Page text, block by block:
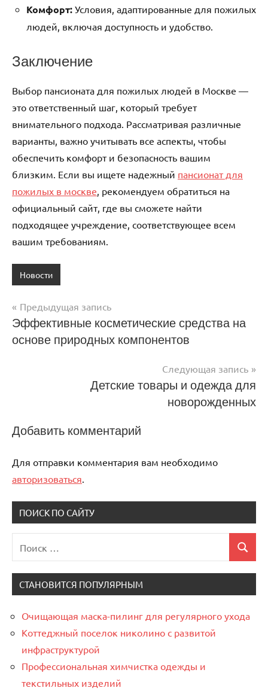
Комфорт: Условия, адаптированные для пожилых
людей, включая доступность и удобство.
Заключение
Выбор пансионата для пожилых людей в Москве —
это ответственный шаг, который требует
внимательного подхода. Рассматривая различные
варианты, важно учитывать все аспекты, чтобы
обеспечить комфорт и безопасность вашим
близким. Если вы ищете надежный пансионат для
пожилых в москве , рекомендуем обратиться на
официальный сайт, где вы сможете найти
подходящее учреждение, соответствующее всем
вашим требованиям.
Новости
Навигация
по
Предыдущая запись
Эффективные косметические средства на
основе природных компонентов
Следующая запись
Детские товары и одежда для
новорожденных
Добавить комментарий
Для отправки комментария вам необходимо
авторизоваться.
ПОИСК ПО САЙТУ
для:
Поиск
СТАНОВИТСЯ ПОПУЛЯРНЫМ
Очищающая маска-пилинг для регулярного ухода
Коттеджный поселок николино с развитой
инфраструктурой
Профессиональная химчистка одежды и
текстильных изделий